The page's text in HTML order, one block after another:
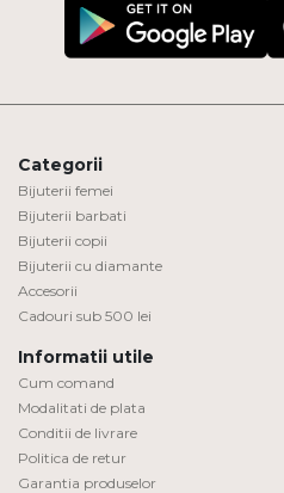
Categorii
Bijuterii femei
Bijuterii barbati
Bijuterii copii
Bijuterii cu diamante
Accesorii
Cadouri sub 500 lei
Informatii utile
Cum comand
Modalitati de plata
Conditii de livrare
Politica de retur
Garantia produselor